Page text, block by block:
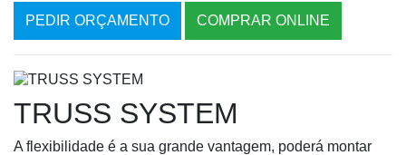
PEDIR ORÇAMENTO COMPRAR ONLINE
TRUSS SYSTEM
A flexibilidade é a sua grande vantagem, poderá montar